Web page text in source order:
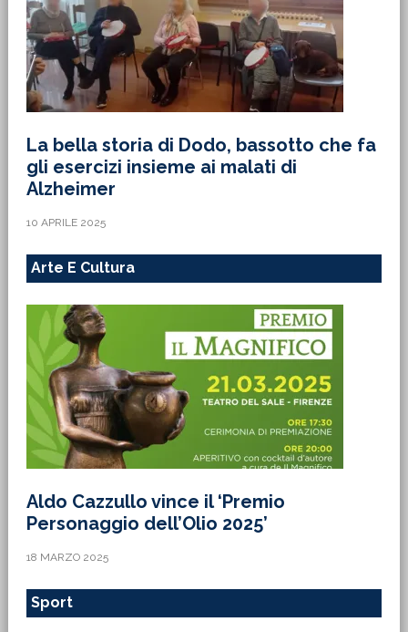
La bella storia di Dodo, bassotto che fa
gli esercizi insieme ai malati di
Alzheimer
10 APRILE 2025
Arte E Cultura
Aldo Cazzullo vince il ‘Premio
Personaggio dell’Olio 2025’
18 MARZO 2025
Sport